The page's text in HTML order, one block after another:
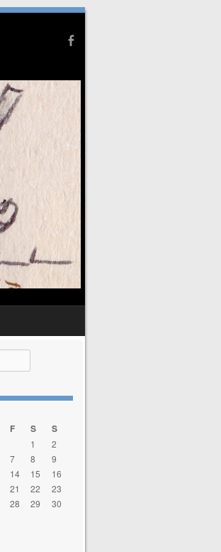
F S S
1
2
7 8
9
14 15
16
21 22
23
28 29
30